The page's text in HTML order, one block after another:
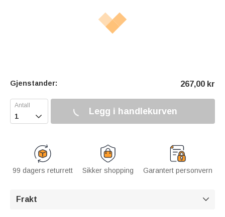
Gjenstander: 267,00 kr
 Legg i handlekurven
99 dagers returrett Sikker shopping Garantert personvern
Frakt 